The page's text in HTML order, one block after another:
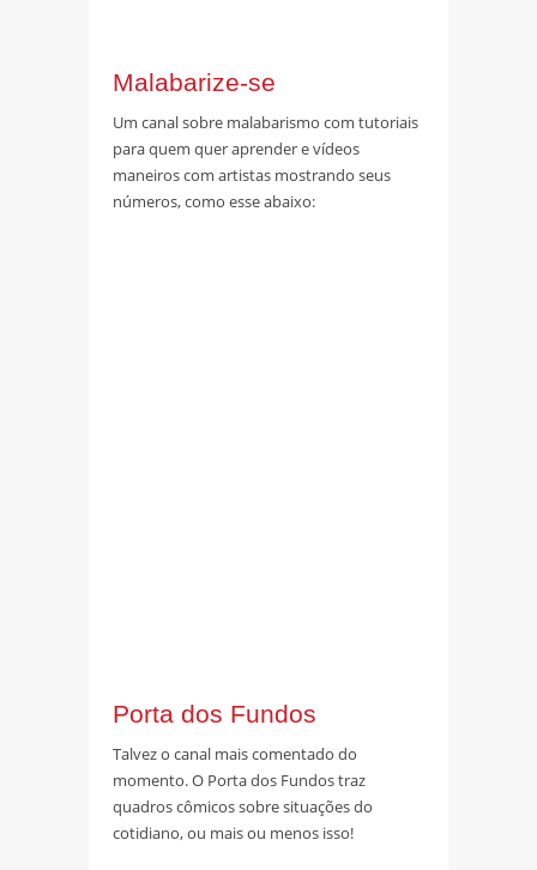
Malabarize-se
Um canal sobre malabarismo com tutoriais
para quem quer aprender e vídeos
maneiros com artistas mostrando seus
números, como esse abaixo:
Porta dos Fundos
Talvez o canal mais comentado do
momento. O Porta dos Fundos traz
quadros cômicos sobre situações do
cotidiano, ou mais ou menos isso!